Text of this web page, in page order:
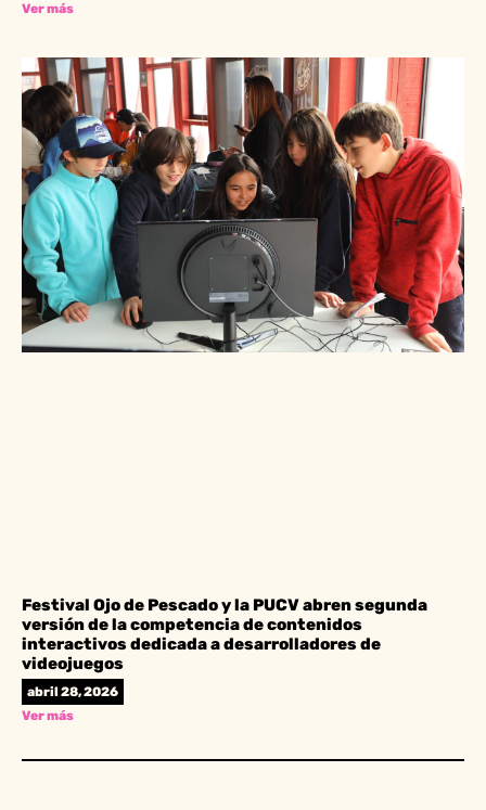
Ver más
Festival Ojo de Pescado y la PUCV abren segunda
versión de la competencia de contenidos
interactivos dedicada a desarrolladores de
videojuegos
abril 28, 2026
Ver más